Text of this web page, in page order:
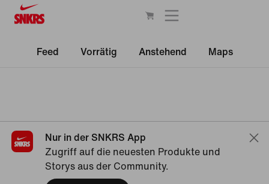
Feed Vorrätig Anstehend Maps
Nur in der SNKRS App
Zugriff auf die neuesten Produkte und
Storys aus der Community.